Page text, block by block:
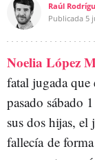
Raúl
Publicada 5
Noelia López
fatal jugada que
pasado sábado
sus dos hijas,
fallecía de